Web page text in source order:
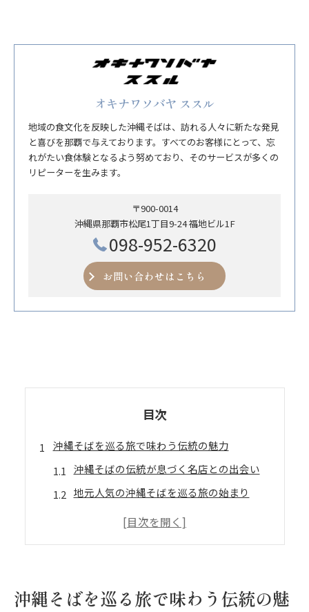
オキナワソバヤ ススル
地域の食文化を反映した沖縄そばは、訪れる人々に新たな発見
と喜びを那覇で与えております。すべてのお客様にとって、忘
れがたい食体験となるよう努めており、そのサービスが多くの
リピーターを生みます。
〒900-0014
沖縄県那覇市松尾1丁目9-24 福地ビル1F
098-952-6320
お問い合わせはこちら
目次
沖縄そばを巡る旅で味わう伝統の魅力
沖縄そばの伝統が息づく名店との出会い
地元人気の沖縄そばを巡る旅の始まり
沖縄そば有名店で味わう本場の深い味わい
沖縄そばを巡る旅で味わう伝統の魅